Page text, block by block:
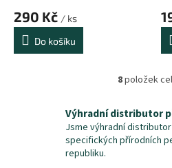
290 Kč / ks
Do košíku
O
l
á
d
8položek
Výhradní distributor
Jsme výhradní
specifických přírodních
republiku.